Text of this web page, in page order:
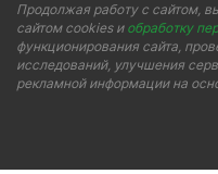
Продолжая работу с сайтом,
сайтом cookies и обработку
функционирования сайта,
исследований, улучшения
рекламной информации на